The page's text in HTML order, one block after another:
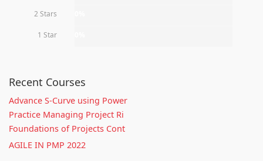
2 Stars
1 Star
Recent Courses
Advance S-Curve using Power
Practice Managing Project Ri
Foundations of Projects Cont
AGILE IN PMP 2022